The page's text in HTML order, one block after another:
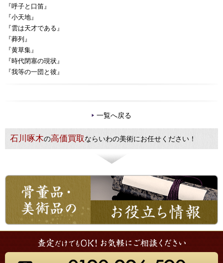
『呼子と口笛』
『小天地』
『雲は天才である』
『葬列』
『黄草集』
『時代閉塞の現状』
『我等の一団と彼』
一覧へ戻る
石川啄木の高価買取ならいわの美術にお任せください！